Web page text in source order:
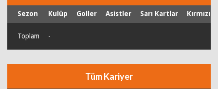
Sezon Kulüp Goller Asistler Sarı Kartlar Kırmızı
Toplam -
Tüm Kariyer